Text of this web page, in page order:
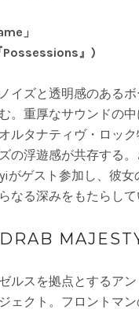
」
Possessions』)
イズと透明感のある
。重厚なサウンドの
ルタナティヴ・ロッ
の浮遊感が共存する
がゲスト参加し、彼女
なる深みをもたらして
ルスを拠点とするア
ェクト。フロントマン